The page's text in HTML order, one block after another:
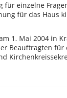
für einzelne
für das Haus
1. Mai 2004 in
Beauftragten